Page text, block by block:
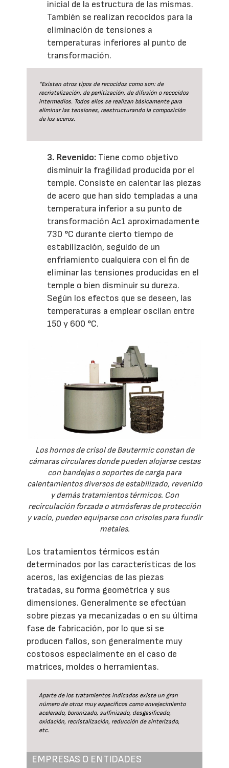
inicial de la estructura de las mismas.
También se realizan recocidos para la
eliminación de tensiones a
temperaturas inferiores al punto de
transformación.
*Existen otros tipos de recocidos como son: de
recristalización, de perlitización, de difusión o recocidos
intermedios. Todos ellos se realizan básicamente para
eliminar las tensiones, reestructurando la composición
de los aceros.
3. Revenido: Tiene como objetivo
disminuir la fragilidad producida por el
temple. Consiste en calentar las piezas
de acero que han sido templadas a una
temperatura inferior a su punto de
transformación Ac1 aproximadamente
730 °C durante cierto tiempo de
estabilización, seguido de un
enfriamiento cualquiera con el fin de
eliminar las tensiones producidas en el
temple o bien disminuir su dureza.
Según los efectos que se deseen, las
temperaturas a emplear oscilan entre
150 y 600 °C.
Los hornos de crisol de Bautermic constan de
cámaras circulares donde pueden alojarse cestas
con bandejas o soportes de carga para
calentamientos diversos de estabilizado, revenido
y demás tratamientos térmicos. Con
recirculación forzada o atmósferas de protección
y vacío, pueden equiparse con crisoles para fundir
metales.
Los tratamientos térmicos están
determinados por las características de los
aceros, las exigencias de las piezas
tratadas, su forma geométrica y sus
dimensiones. Generalmente se efectúan
sobre piezas ya mecanizadas o en su última
fase de fabricación, por lo que si se
producen fallos, son generalmente muy
costosos especialmente en el caso de
matrices, moldes o herramientas.
Aparte de los tratamientos indicados existe un gran
número de otros muy específicos como envejecimiento
acelerado, boronizado, sulfinizado, desgasificado,
oxidación, recristalización, reducción de sinterizado,
etc.
EMPRESAS O ENTIDADES